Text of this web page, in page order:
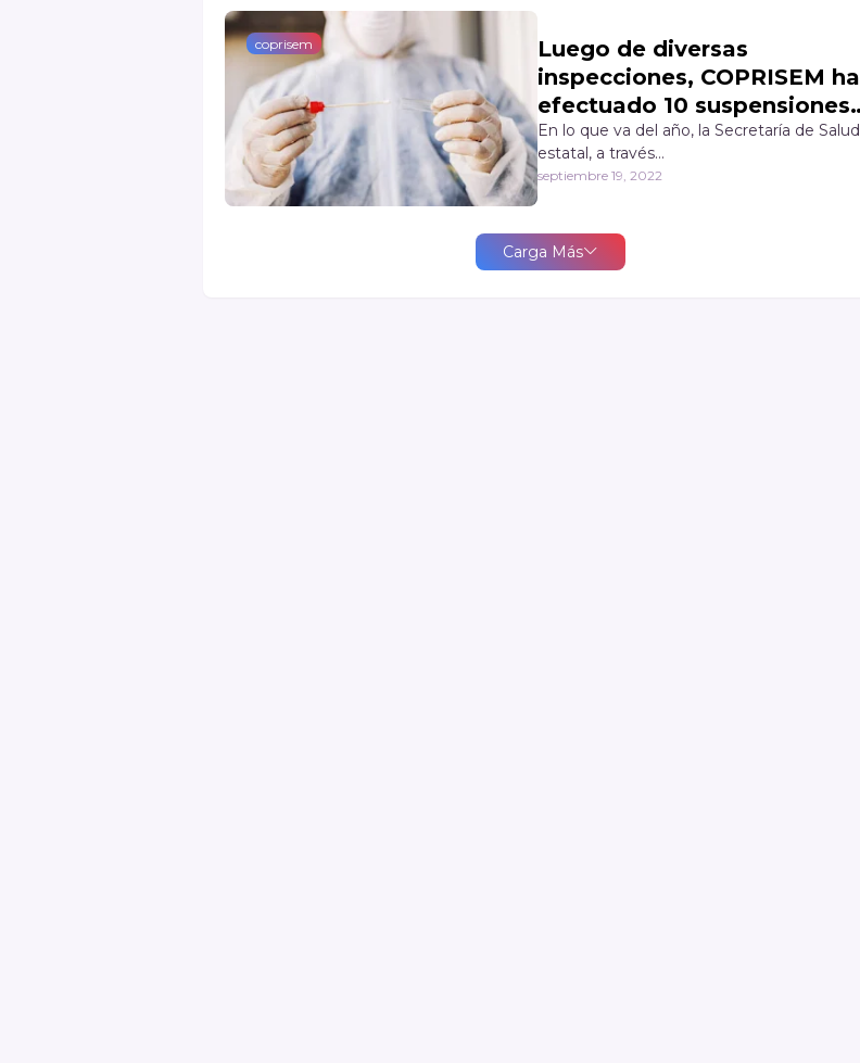
coprisem
Luego de diversas
inspecciones, COPRISEM ha
efectuado 10 suspensiones
de Módulos de pruebas
Covid en Naucalpan
En lo que va del año, la Secretaría de Salud
estatal, a través…
septiembre 19, 2022
Carga Más